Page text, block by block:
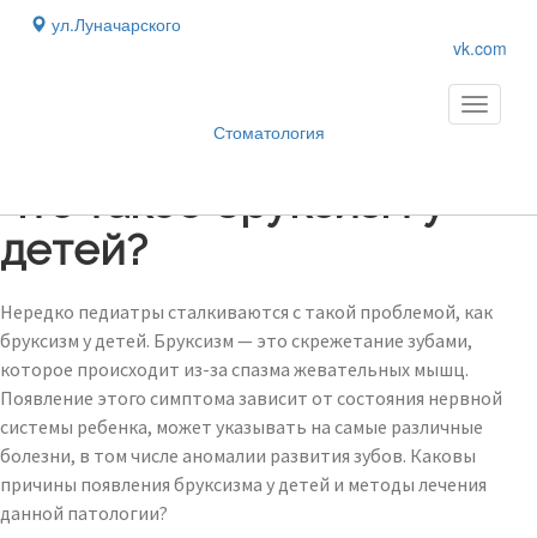
ул.Луначарского
vk.com
Стоматология
Toggle
Что такое бруксизм у
детей?
Нередко педиатры сталкиваются с такой проблемой, как
бруксизм у детей. Бруксизм — это скрежетание зубами,
которое происходит из-за спазма жевательных мышц.
Появление этого симптома зависит от состояния нервной
системы ребенка, может указывать на самые различные
болезни, в том числе аномалии развития зубов. Каковы
причины появления бруксизма у детей и методы лечения
данной патологии?